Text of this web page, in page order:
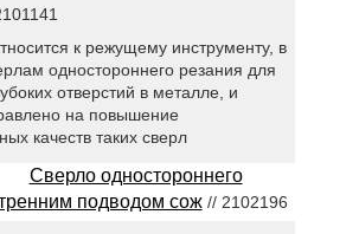
к режущему инструменту, в
одностороннего резания для
отверстий в металле, и
на повышение
качеств таких сверл
Сверло одностороннего
подводом сож// 2102196